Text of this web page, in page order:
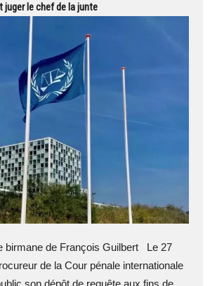
juger le chef de la junte
birmane de François Guilbert Le 27
de la Cour pénale internationale